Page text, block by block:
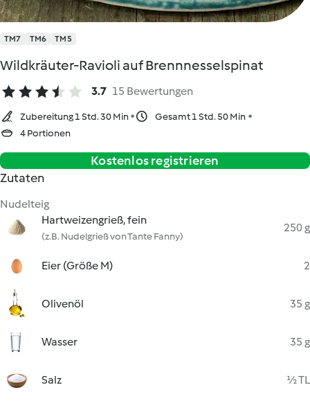
TM7 TM6 TM5
Wildkräuter-Ravioli auf Brennnesselspinat
3.7 15 Bewertungen
Zubereitung 1 Std. 30 Min
Gesamt 1 Std. 50 Min
4 Portionen
Kostenlos registrieren
Zutaten
Nudelteig
Hartweizengrieß, fein
(z.B. Nudelgrieß von Tante Fanny)
250 g
Eier (Größe M) 2
Olivenöl 35 g
Wasser 35 g
Salz ½ TL